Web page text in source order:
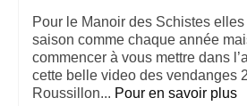
Pour le Manoir des Schistes
saison comme chaque année
commencer à vous mettre dans
cette belle video des vendanges
Roussillon... Pour en savoir plus